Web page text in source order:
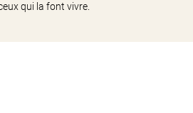
qui la font vivre.